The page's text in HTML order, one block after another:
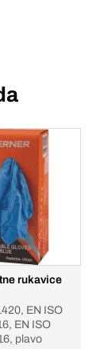
rukavice
EN ISO
EN ISO
plavo